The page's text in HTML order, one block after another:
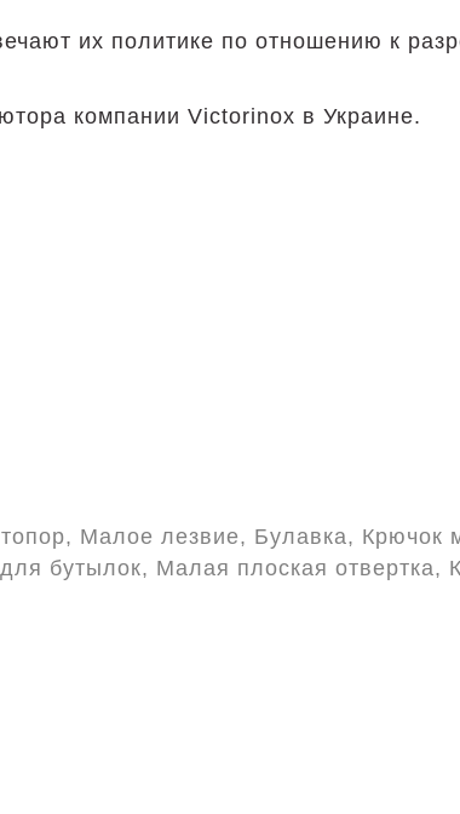
их политике по отношению к
компании Victorinox в Украине.
Малое лезвие, Булавка, Крючок
бутылок, Малая плоская отвертка,